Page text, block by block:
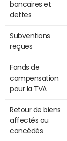
bancaires et
dettes
Subventions
reçues
Fonds de
compensation
pour la TVA
Retour de biens
affectés ou
concédés